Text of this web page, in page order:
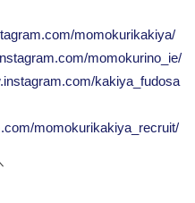
momokurikakiya/
momokurino_ie/
kakiya_fudosa
momokurikakiya_recruit/